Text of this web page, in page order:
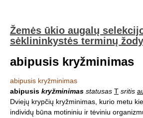
Žemės ūkio augalų
sėklininkystės terminų
abipusis kryžminimas
abipusis kryžminimas
abipusis kryžminimas statusas T sritis
Dviejų krypčių kryžminimas, kurio metu
individų būna motininiu ir tėviniu